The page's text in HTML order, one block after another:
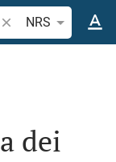
Ricerca verso
NRS
dei